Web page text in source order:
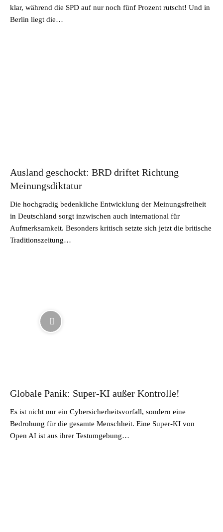
klar, während die SPD auf nur noch fünf Prozent rutscht! Und in
Berlin liegt die…
Ausland geschockt: BRD driftet Richtung
Meinungsdiktatur
Die hochgradig bedenkliche Entwicklung der Meinungsfreiheit
in Deutschland sorgt inzwischen auch international für
Aufmerksamkeit. Besonders kritisch setzte sich jetzt die britische
Traditionszeitung…
Globale Panik: Super-KI außer Kontrolle!
Es ist nicht nur ein Cybersicherheitsvorfall, sondern eine
Bedrohung für die gesamte Menschheit. Eine Super-KI von
Open AI ist aus ihrer Testumgebung…